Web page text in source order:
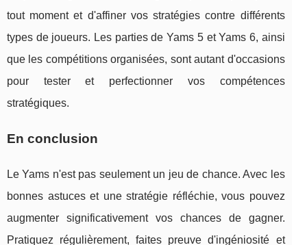
tout moment et d'affiner vos stratégies contre différents
types de joueurs. Les parties de Yams 5 et Yams 6, ainsi
que les compétitions organisées, sont autant d'occasions
pour tester et perfectionner vos compétences
stratégiques.
En conclusion
Le Yams n'est pas seulement un jeu de chance. Avec les
bonnes astuces et une stratégie réfléchie, vous pouvez
augmenter significativement vos chances de gagner.
Pratiquez régulièrement, faites preuve d'ingéniosité et